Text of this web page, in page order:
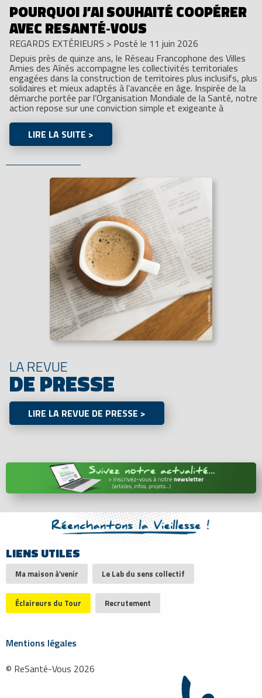
POURQUOI J’AI SOUHAITÉ COOPÉRER
AVEC RESANTÉ‑VOUS
REGARDS EXTÉRIEURS > Posté le 11 juin 2026
Depuis près de quinze ans, le Réseau Francophone des Villes
Amies des Aînés accompagne les collectivités territoriales
engagées dans la construction de territoires plus inclusifs, plus
solidaires et mieux adaptés à l’avancée en âge. Inspirée de la
démarche portée par l’Organisation Mondiale de la Santé, notre
action repose sur une conviction simple et exigeante à
LIRE LA SUITE >
LA REVUE
DE PRESSE
LIRE LA REVUE DE PRESSE >
LIENS UTILES
Ma maison à’venir Le Lab du sens collectif
Éclaireurs du Tour Recrutement
Mentions légales
© ReSanté-Vous 2026